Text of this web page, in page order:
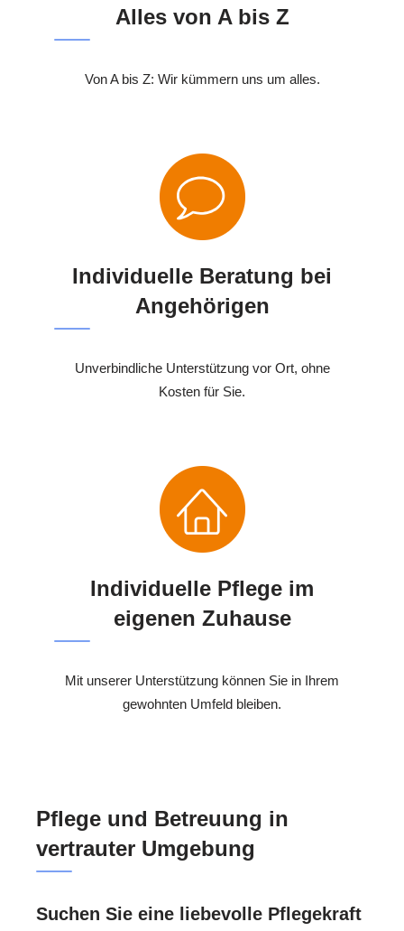
Alles von A bis Z
Von A bis Z: Wir kümmern uns um alles.
Individuelle Beratung bei
Angehörigen
Unverbindliche Unterstützung vor Ort, ohne
Kosten für Sie.
Individuelle Pflege im
eigenen Zuhause
Mit unserer Unterstützung können Sie in Ihrem
gewohnten Umfeld bleiben.
Pflege und Betreuung in
vertrauter Umgebung
Suchen Sie eine liebevolle Pflegekraft